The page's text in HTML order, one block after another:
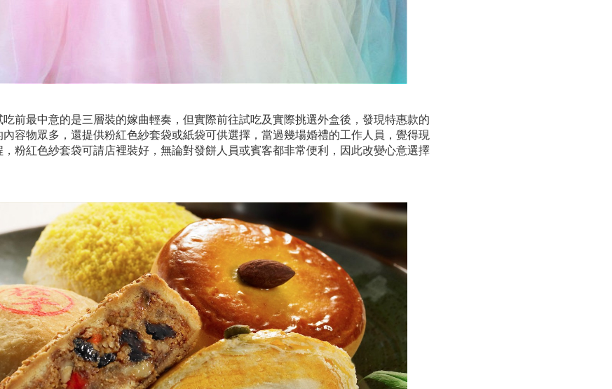
前最中意的是三層裝的嫁曲輕奏，但實際前往試吃及實際挑選外盒後，發現特惠款的
容物眾多，還提供粉紅色紗套袋或紙袋可供選擇，當過幾場婚禮的工作人員，覺得現
粉紅色紗套袋可請店裡裝好，無論對發餅人員或賓客都非常便利，因此改變心意選擇